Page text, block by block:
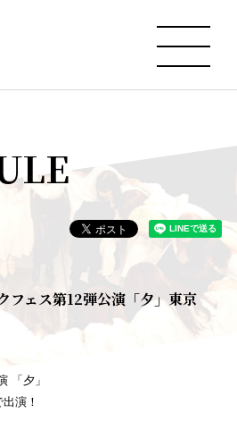
フェス第12弾公演「夕」東京
「夕」
演！